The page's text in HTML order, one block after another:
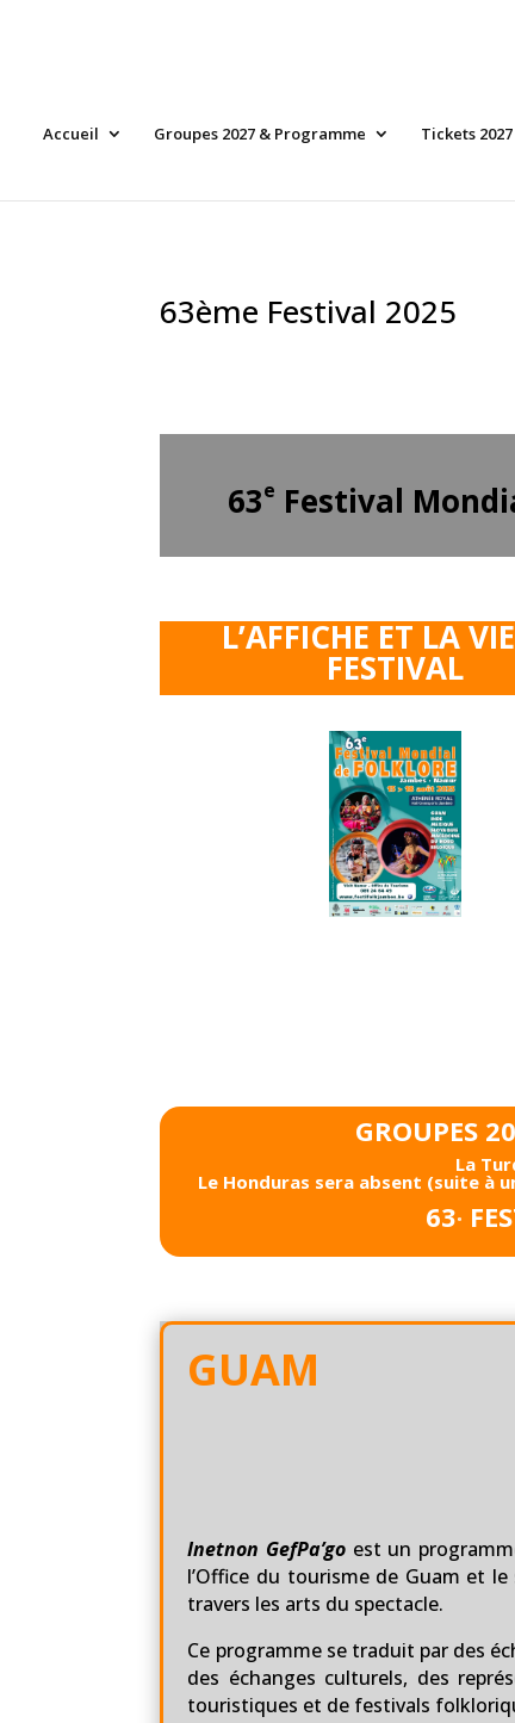
Accueil Groupes 2027 & Programme Tickets 2027
63ème Festival 2025
63e Festival
L’AFFICHE ET LA
FESTIVAL
GROUPES
La
Le Honduras sera absent (suite à
63 e
GUAM
Inetnon GefPa’go est un
l’Office du tourisme de Guam et
travers les arts du spectacle.
Ce programme se traduit par des
des échanges culturels, des
touristiques et de festivals